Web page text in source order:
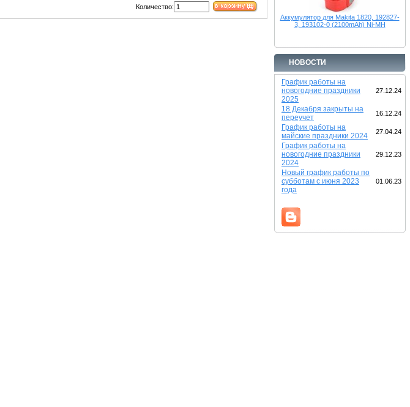
Аккумулятор для Makita 1820, 192827-
3, 193102-0 (2100mAh) Ni-MH
НОВОСТИ
График работы на
новогодние праздники
2025
27.12.24
18 Декабря закрыты на
переучет
16.12.24
График работы на
майские праздники 2024
27.04.24
График работы на
новогодние праздники
2024
29.12.23
Новый график работы по
субботам с июня 2023
года
01.06.23
Количество: